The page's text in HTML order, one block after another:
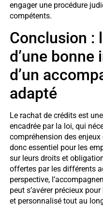
engager une procédure
compétents.
Conclusion :
d’une
d’un
adapté
Le rachat de crédits est
encadrée par la loi, qui
compréhension des
donc essentiel pour les
sur leurs droits et
offertes par les différents
perspective,
peut s’avérer précieux
et personnalisé tout au